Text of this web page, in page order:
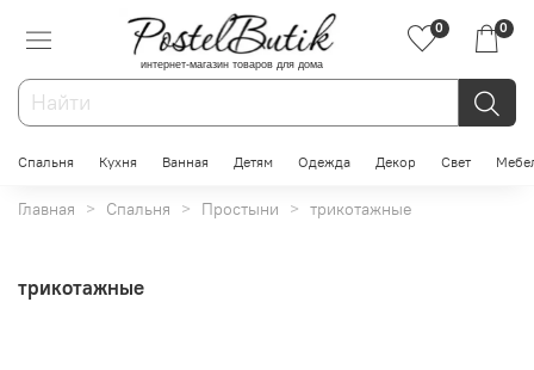
интернет-магазин товаров для дома
0 0
Спальня Кухня Ванная Детям Одежда Декор Свет
Главная Спальня Простыни трикотажные
трикотажные